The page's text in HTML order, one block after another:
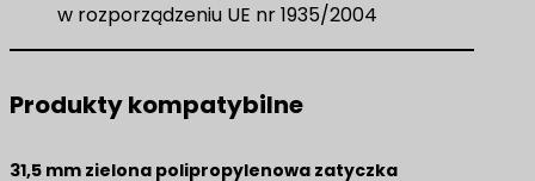
w rozporządzeniu UE nr 1935/2004
Produkty kompatybilne
31,5 mm zielona polipropylenowa zatyczka